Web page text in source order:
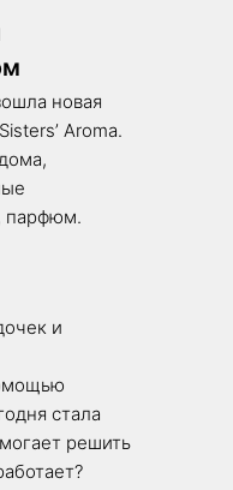
новая
Aroma.
парфюм.
и
стала
решить